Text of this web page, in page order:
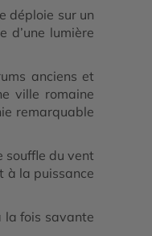
déploie sur un
d’une lumière
anciens et
ville romaine
remarquable
souffle du vent
à la puissance
la fois savante